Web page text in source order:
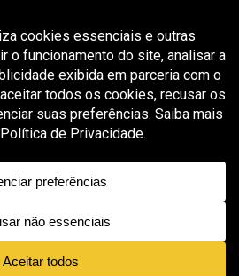
Bull Symphonic Brasil"
3 meses ago
celebra o funk paulista na primeira
Bull Symphonic no Brasil
EM ALTA